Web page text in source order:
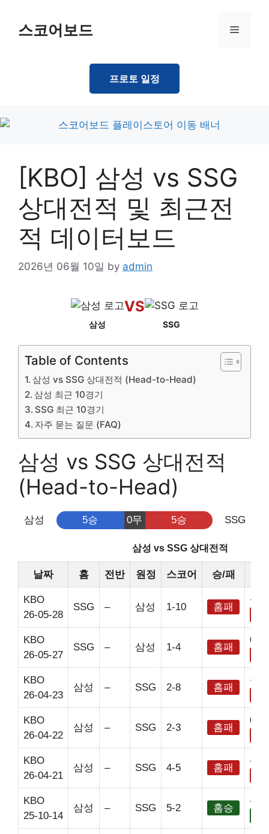
content스코어보드 Menu
프로토 일정
[KBO] 삼성 vs SSG
상대전적 및 최근전
적 데이터보드
2026년 06월 10일 by admin
삼성
VS
SSG
Table of Contents
삼성 vs SSG 상대전적 (Head-to-Head)
삼성 최근 10경기
SSG 최근 10경기
자주 묻는 질문 (FAQ)
삼성 vs SSG 상대전적
(Head-to-Head)
삼성 5승 0무 5승 SSG
삼성 vs SSG 상대전적
날짜 홈 전반 원정 스코어 승/패
KBO
26-05-28
SSG – 삼성 1-10 홈패
+2.5
KBO
26-05-27
SSG – 삼성 1-4 홈패
0
KBO
26-04-23
삼성 – SSG 2-8 홈패
+2.5
KBO
26-04-22
삼성 – SSG 2-3 홈패
0
KBO
26-04-21
삼성 – SSG 4-5 홈패
-2.5
KBO
25-10-14
삼성 – SSG 5-2 홈승
-2.5